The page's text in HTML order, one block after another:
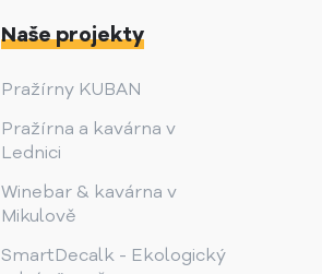
Naše projekty
Pražírny KUBAN
Pražírna a kavárna v
Lednici
Winebar & kavárna v
Mikulově
SmartDecalk - Ekologický